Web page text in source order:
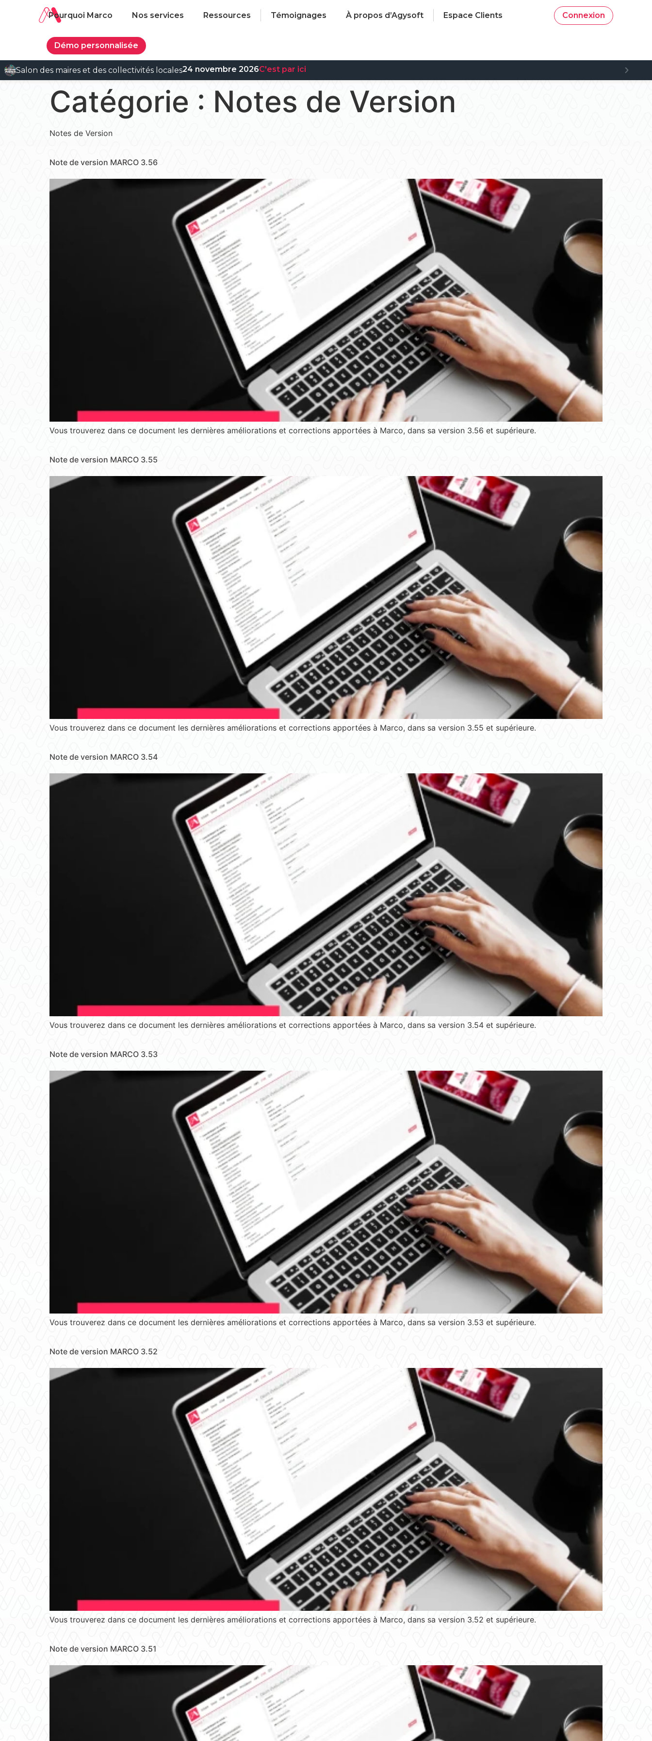
Pourquoi Marco Nos services Ressources Témoignages À propos d’Agysoft Espace Clients Connexion
Démo personnalisée
Salon des maires et des collectivités locales24 novembre 2026C'est par ici
Catégorie : Notes de Version
Notes de Version
Note de version MARCO 3.56
Vous trouverez dans ce document les dernières améliorations et corrections apportées à Marco, dans sa version 3.56 et supérieure.
Note de version MARCO 3.55
Vous trouverez dans ce document les dernières améliorations et corrections apportées à Marco, dans sa version 3.55 et supérieure.
Note de version MARCO 3.54
Vous trouverez dans ce document les dernières améliorations et corrections apportées à Marco, dans sa version 3.54 et supérieure.
Note de version MARCO 3.53
Vous trouverez dans ce document les dernières améliorations et corrections apportées à Marco, dans sa version 3.53 et supérieure.
Note de version MARCO 3.52
Vous trouverez dans ce document les dernières améliorations et corrections apportées à Marco, dans sa version 3.52 et supérieure.
Note de version MARCO 3.51